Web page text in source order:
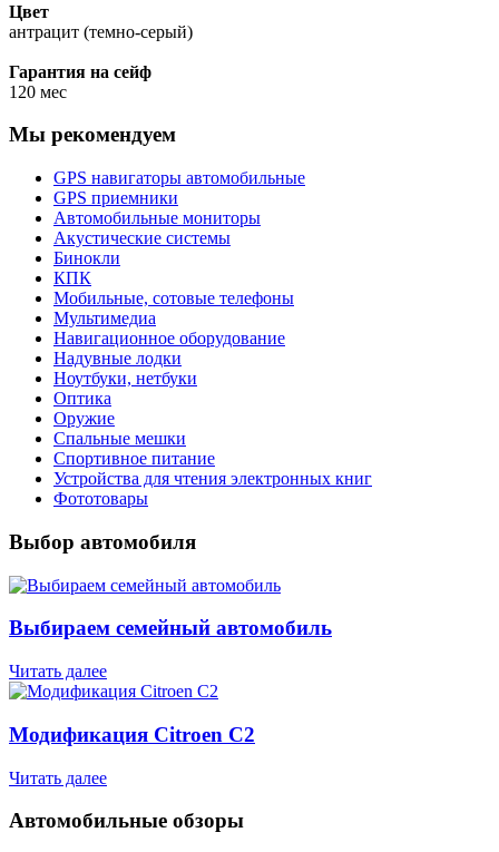
Цвет
антрацит (темно-серый)
Гарантия на сейф
120 мес
Мы рекомендуем
GPS навигаторы автомобильные
GPS приемники
Автомобильные мониторы
Акустические системы
Бинокли
КПК
Мобильные, сотовые телефоны
Мультимедиа
Навигационное оборудование
Надувные лодки
Ноутбуки, нетбуки
Оптика
Оружие
Спальные мешки
Спортивное питание
Устройства для чтения электронных книг
Фототовары
Выбор автомобиля
Выбираем семейный автомобиль
Читать далее
Модификация Citroen С2
Читать далее
Автомобильные обзоры